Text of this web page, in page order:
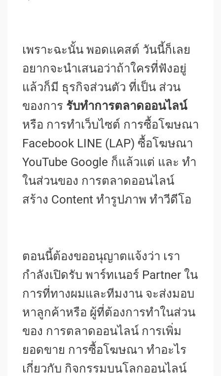
เพราะฉะนั้น พอดแคสต์ วันนี้ก็เลย
อยากจะนำเสนอว่าถ้าใครที่ฟังอยู่
แล้วก็มี ธุรกิจส่วนตัว ที่เป็น ส่วน
ของการ รับทำการตลาดออนไลน์
หรือ การทำเว็บไซต์ การซื้อโฆษณา
Facebook LINE (LAP) ซื้อโฆษณา
YouTube Google ก็แล้วแต่ และ ทำ
ในส่วนของ การตลาดออนไลน์
สร้าง Content ทำรูปภาพ ทำวีดีโอ
ตอนนี้ต้องขออนุญาตแจ้งว่า เรา
กำลังเปิดรับ พาร์ทเนอร์ Partner ใน
การที่ทางผมและทีมงาน จะส่งมอบ
หาลูกค้าหรือ ผู้ที่ต้องการทำในส่วน
ของ การตลาดออนไลน์ การเพิ่ม
ยอดขาย การซื้อโฆษณา ทำอะไร
เกี่ยวกับ กิจกรรมบนโลกออนไลน์